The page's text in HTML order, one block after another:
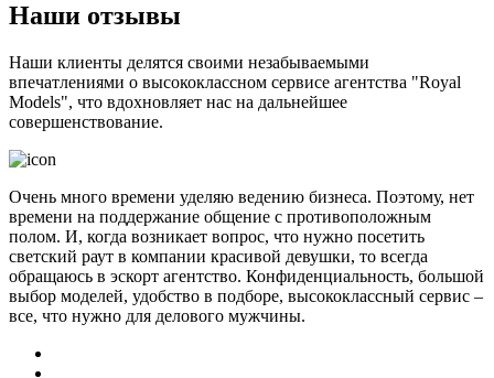
Наши отзывы
Наши клиенты делятся своими незабываемыми
впечатлениями о высококлассном сервисе агентства "Royal
Models", что вдохновляет нас на дальнейшее
совершенствование.
Очень много времени уделяю ведению бизнеса. Поэтому, нет
времени на поддержание общение с противоположным
полом. И, когда возникает вопрос, что нужно посетить
светский раут в компании красивой девушки, то всегда
обращаюсь в эскорт агентство. Конфиденциальность, большой
выбор моделей, удобство в подборе, высококлассный сервис –
все, что нужно для делового мужчины.